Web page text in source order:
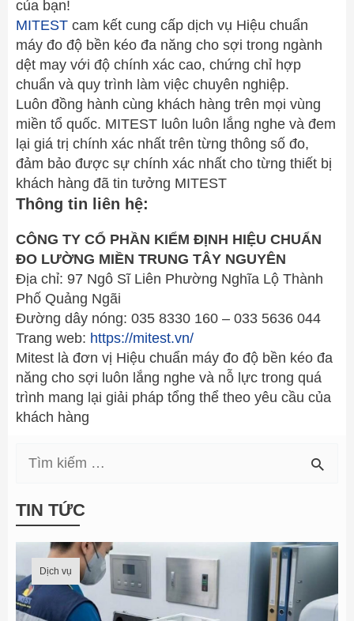
của bạn!
MITESTcam kết cung cấp dịch vụ Hiệu chuẩn
máy đo độ bền kéo đa năng cho sợi trong ngành
dệt may với độ chính xác cao, chứng chỉ hợp
chuẩn và quy trình làm việc chuyên nghiệp.
Luôn đồng hành cùng khách hàng trên mọi vùng
miền tổ quốc. MITEST luôn luôn lắng nghe và đem
lại giá trị chính xác nhất trên từng thông số đo,
đảm bảo được sự chính xác nhất cho từng thiết bị
khách hàng đã tin tưởng MITEST
Thông tin liên hệ:
CÔNG TY CỔ PHẦN KIỂM ĐỊNH HIỆU CHUẨN
ĐO LƯỜNG MIỀN TRUNG TÂY NGUYÊN
Địa chỉ: 97 Ngô Sĩ Liên Phường Nghĩa Lộ Thành
Phố Quảng Ngãi
Đường dây nóng: 035 8330 160 – 033 5636 044
Trang web: https://mitest.vn/
Mitest là đơn vị Hiệu chuẩn máy đo độ bền kéo đa
năng cho sợi luôn lắng nghe và nỗ lực trong quá
trình mang lại giải pháp tổng thể theo yêu cầu của
khách hàng
ề
k
i
TIN TỨC
Dịch vụ